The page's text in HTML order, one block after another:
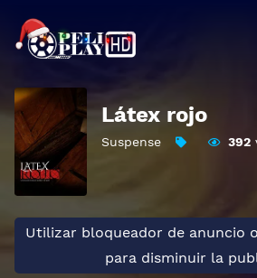
Látex rojo
Suspense 392
Utilizar bloqueador de anuncio
para disminuir la